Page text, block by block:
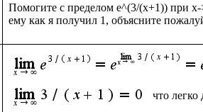
Помогите с пределом e^(3/(x+1)) при x-
что легко